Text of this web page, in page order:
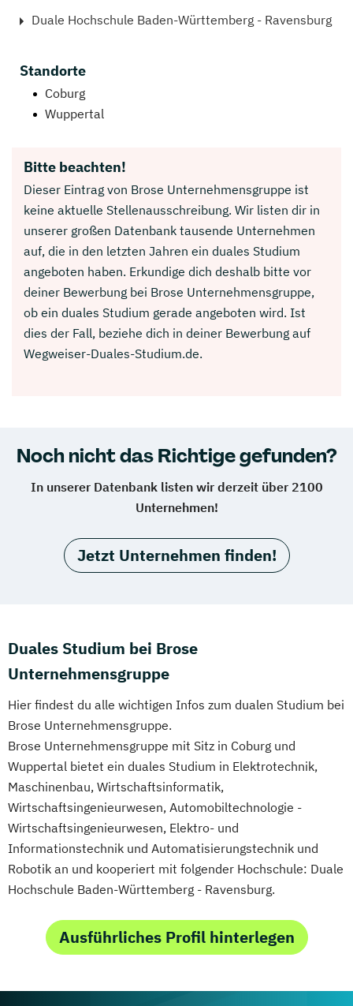
Duale Hochschule Baden-Württemberg - Ravensburg
Standorte
Coburg
Wuppertal
Bitte beachten!
Dieser Eintrag von Brose Unternehmensgruppe ist
keine aktuelle Stellenausschreibung. Wir listen dir in
unserer großen Datenbank tausende Unternehmen
auf, die in den letzten Jahren ein duales Studium
angeboten haben. Erkundige dich deshalb bitte vor
deiner Bewerbung bei Brose Unternehmensgruppe,
ob ein duales Studium gerade angeboten wird. Ist
dies der Fall, beziehe dich in deiner Bewerbung auf
Wegweiser-Duales-Studium.de.
Noch nicht das Richtige gefunden?
In unserer Datenbank listen wir derzeit über 2100
Unternehmen!
Jetzt Unternehmen finden!
Duales Studium bei Brose
Unternehmensgruppe
Hier findest du alle wichtigen Infos zum dualen Studium bei
Brose Unternehmensgruppe.
Brose Unternehmensgruppe mit Sitz in Coburg und
Wuppertal bietet ein duales Studium in Elektrotechnik,
Maschinenbau, Wirtschaftsinformatik,
Wirtschaftsingenieurwesen, Automobiltechnologie -
Wirtschaftsingenieurwesen, Elektro- und
Informationstechnik und Automatisierungstechnik und
Robotik an und kooperiert mit folgender Hochschule: Duale
Hochschule Baden-Württemberg - Ravensburg.
Ausführliches Profil hinterlegen